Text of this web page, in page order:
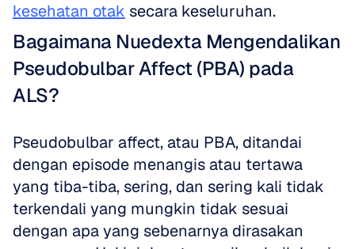
kesehatan otak secara keseluruhan.
Bagaimana Nuedexta Mengendalikan
Pseudobulbar Affect (PBA) pada
ALS?
Pseudobulbar affect, atau PBA, ditandai
dengan episode menangis atau tertawa
yang tiba-tiba, sering, dan sering kali tidak
terkendali yang mungkin tidak sesuai
dengan apa yang sebenarnya dirasakan